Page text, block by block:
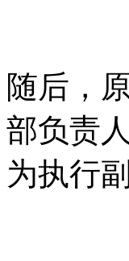
随后，
部负责
为执行